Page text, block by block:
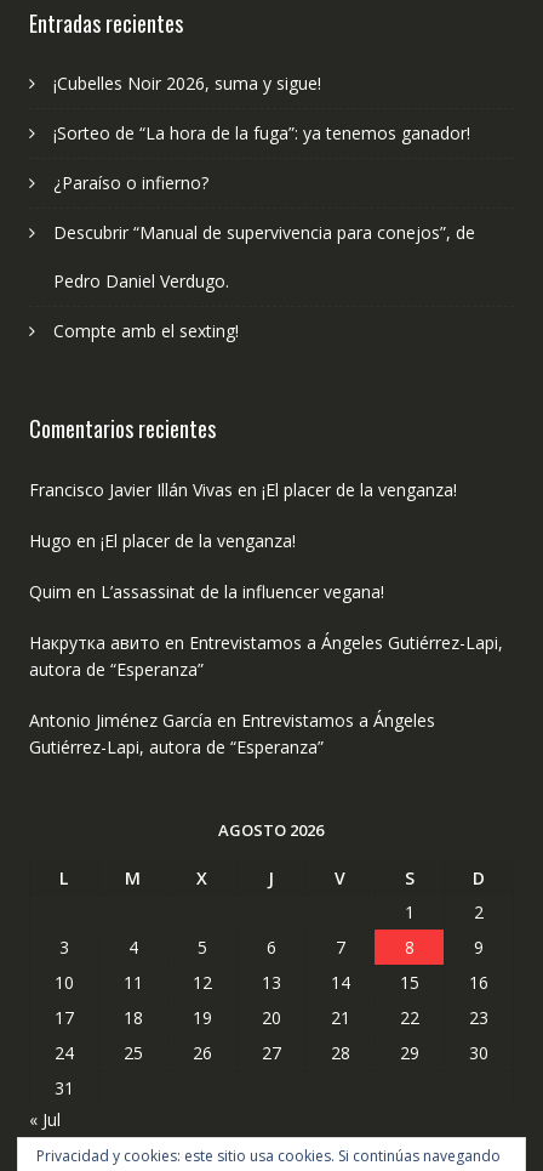
Entradas recientes
¡Cubelles Noir 2026, suma y sigue!
¡Sorteo de “La hora de la fuga”: ya tenemos ganador!
¿Paraíso o infierno?
Descubrir “Manual de supervivencia para conejos”, de
Pedro Daniel Verdugo.
Compte amb el sexting!
Comentarios recientes
Francisco Javier Illán Vivas en ¡El placer de la venganza!
Hugo en ¡El placer de la venganza!
Quim en L’assassinat de la influencer vegana!
Накрутка авито en Entrevistamos a Ángeles Gutiérrez-Lapi,
autora de “Esperanza”
Antonio Jiménez García en Entrevistamos a Ángeles
Gutiérrez-Lapi, autora de “Esperanza”
AGOSTO 2026
L M X J V S
D
1
2
3
4 5 6 7 8
9
10
11 12 13 14 15
16
17
18 19 20 21 22
23
24
25 26 27 28 29
30
31
« Jul
Privacidad y cookies: este sitio usa cookies. Si continúas navegando